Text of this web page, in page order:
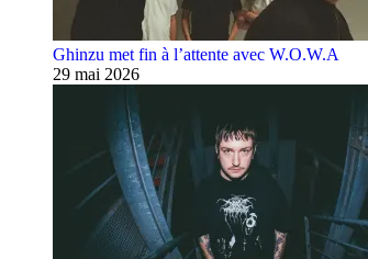
Ghinzu met fin à l’attente avec W.O.W.A
29 mai 2026